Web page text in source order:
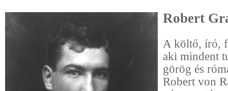
Robert
A költő, író,
aki mindent
görög és
Robert von